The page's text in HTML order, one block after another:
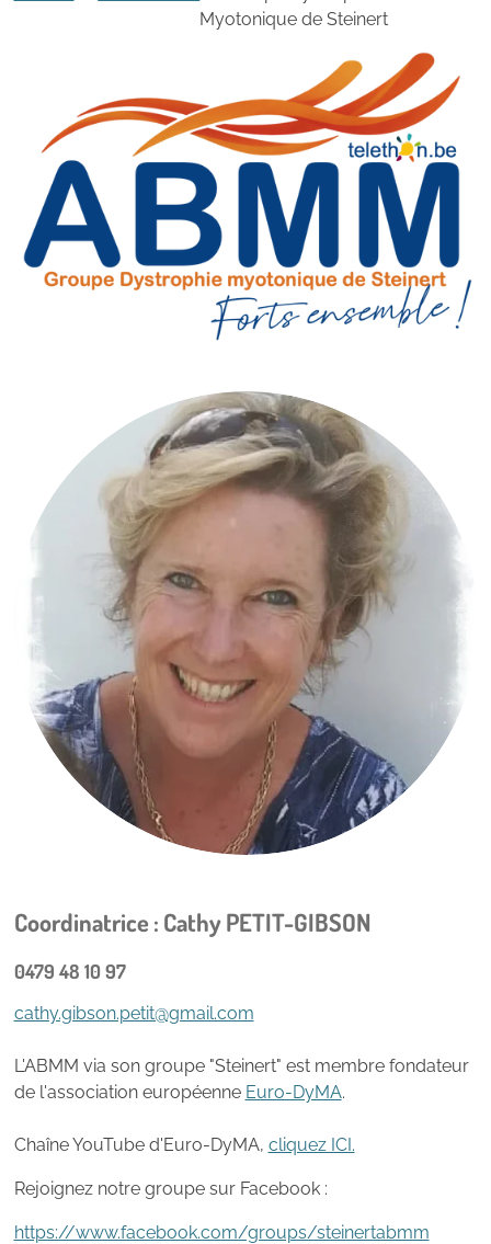
Myotonique de Steinert
Coordinatrice : Cathy PETIT-GIBSON
0479 48 10 97
cathy.gibson.petit@gmail.com
L'ABMM via son groupe "Steinert" est membre fondateur
de l'association européenne Euro-DyMA.
Chaîne YouTube d'Euro-DyMA, cliquez ICI.
Rejoignez notre groupe sur Facebook :
https://www.facebook.com/groups/steinertabmm